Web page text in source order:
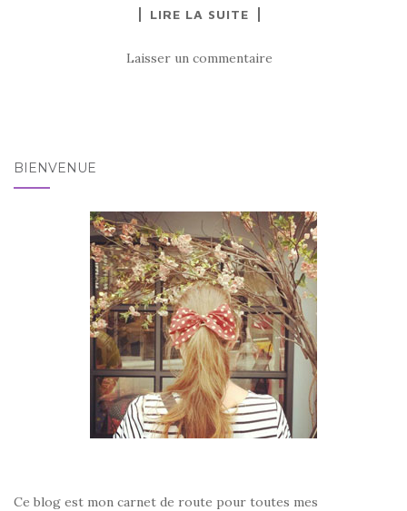
LIRE LA SUITE
Laisser un commentaire
BIENVENUE
Ce blog est mon carnet de route pour toutes mes